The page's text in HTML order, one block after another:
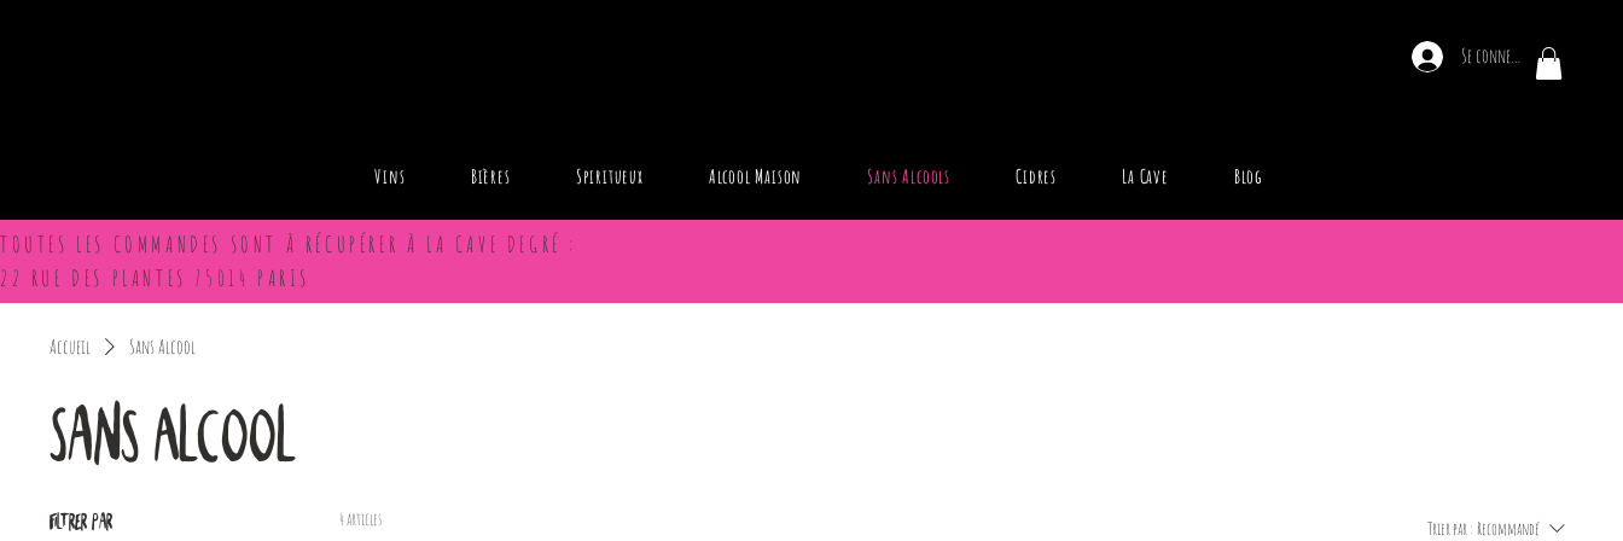
Se connecter
Vins Bières Spiritueux Alcool Maison Sans Alcools Cidres La Cave Blog
Accueil Sans Alcool
Sans Alcool
Filtrer par 4 articles Trier par : Recommandé
TOUTES LES COMMANDES SONT À RÉCUPÉRER À LA CAVE DEGRÉ :
22 RUE DES PLANTES 75014 PARIS